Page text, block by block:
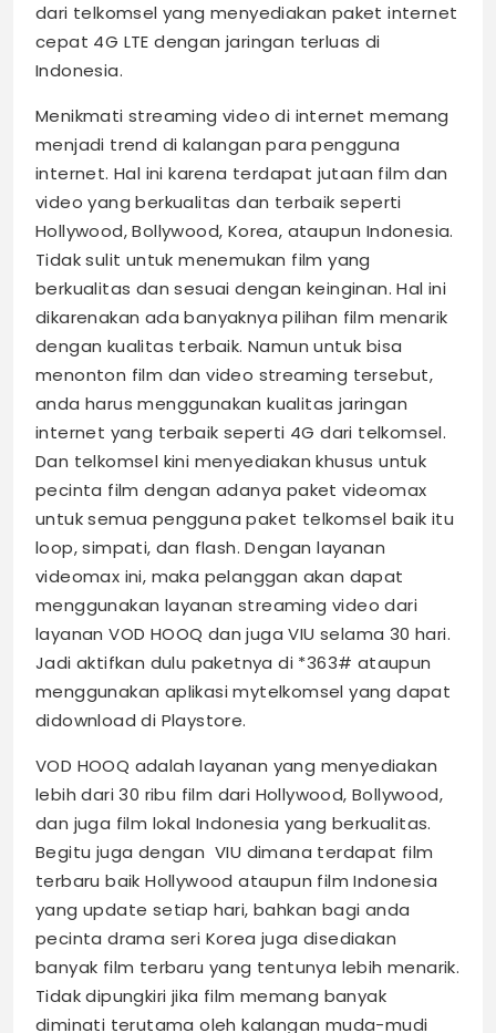
dari telkomsel yang menyediakan paket internet
cepat 4G LTE dengan jaringan terluas di
Indonesia.
Menikmati streaming video di internet memang
menjadi trend di kalangan para pengguna
internet. Hal ini karena terdapat jutaan film dan
video yang berkualitas dan terbaik seperti
Hollywood, Bollywood, Korea, ataupun Indonesia.
Tidak sulit untuk menemukan film yang
berkualitas dan sesuai dengan keinginan. Hal ini
dikarenakan ada banyaknya pilihan film menarik
dengan kualitas terbaik. Namun untuk bisa
menonton film dan video streaming tersebut,
anda harus menggunakan kualitas jaringan
internet yang terbaik seperti 4G dari telkomsel.
Dan telkomsel kini menyediakan khusus untuk
pecinta film dengan adanya paket videomax
untuk semua pengguna paket telkomsel baik itu
loop, simpati, dan flash. Dengan layanan
videomax ini, maka pelanggan akan dapat
menggunakan layanan streaming video dari
layanan VOD HOOQ dan juga VIU selama 30 hari.
Jadi aktifkan dulu paketnya di *363# ataupun
menggunakan aplikasi mytelkomsel yang dapat
didownload di Playstore.
VOD HOOQ adalah layanan yang menyediakan
lebih dari 30 ribu film dari Hollywood, Bollywood,
dan juga film lokal Indonesia yang berkualitas.
Begitu juga dengan VIU dimana terdapat film
terbaru baik Hollywood ataupun film Indonesia
yang update setiap hari, bahkan bagi anda
pecinta drama seri Korea juga disediakan
banyak film terbaru yang tentunya lebih menarik.
Tidak dipungkiri jika film memang banyak
diminati terutama oleh kalangan muda-mudi